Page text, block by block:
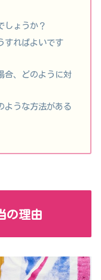
しょうか？
すればよいです
合、どのように対
ような方法がある
の理由